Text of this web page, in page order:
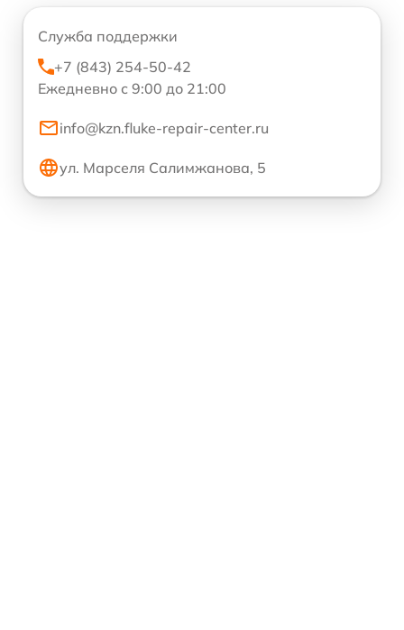
Служба поддержки
+7 (843) 254-50-42
Ежедневно с 9:00 до 21:00
info@kzn.fluke-repair-center.ru
ул. Марселя Салимжанова, 5